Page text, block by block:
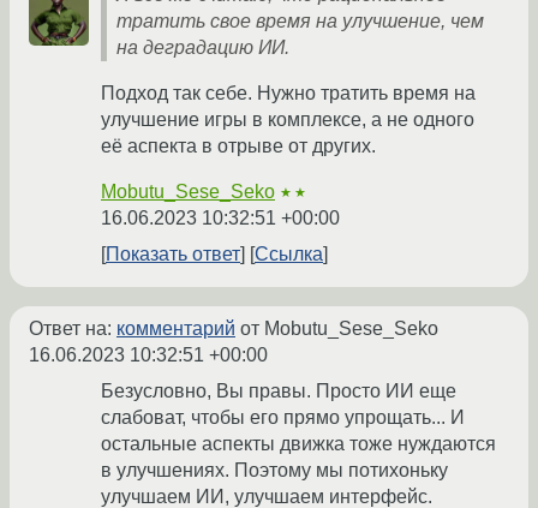
тратить свое время на улучшение, чем
на деградацию ИИ.
Подход так себе. Нужно тратить время на
улучшение игры в комплексе, а не одного
её аспекта в отрыве от других.
Mobutu_Sese_Seko ★★
16.06.2023 10:32:51 +00:00
Показать ответ
Ссылка
Ответ на: комментарий от Mobutu_Sese_Seko
16.06.2023 10:32:51 +00:00
Безусловно, Вы правы. Просто ИИ еще
слабоват, чтобы его прямо упрощать... И
остальные аспекты движка тоже нуждаются
в улучшениях. Поэтому мы потихоньку
улучшаем ИИ, улучшаем интерфейс.